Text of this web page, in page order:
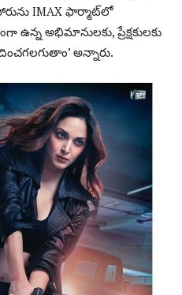
IMAX ఫార్మాట్‌లో
ఉన్న అభిమానులకు, ప్రేక్షకులకు
అన్నారు.